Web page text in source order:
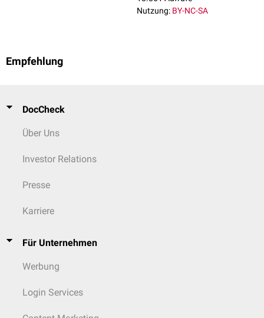
Nutzung: BY-NC-SA
Empfehlung
DocCheck
Über Uns
Investor Relations
Presse
Karriere
Für Unternehmen
Werbung
Login Services